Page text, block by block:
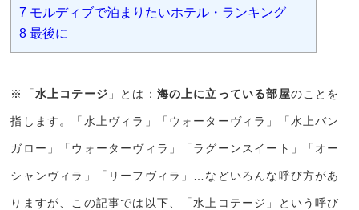
7 モルディブで泊まりたいホテル・ランキング
8 最後に
※「水上コテージ 」とは： 海の上に立っている部屋のことを
指します。「水上ヴィラ」「ウォーターヴィラ」「水上バン
ガロー」「ウォーターヴィラ」「ラグーンスイート」「オー
シャンヴィラ」「リーフヴィラ」…などいろんな呼び方があ
りますが、この記事では以下、「水上コテージ」という呼び